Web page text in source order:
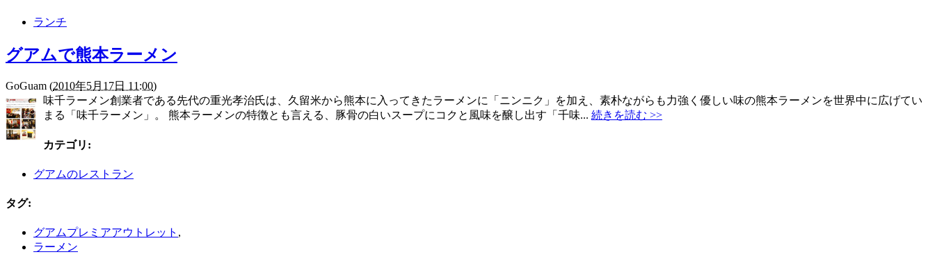
ランチ
グアムで熊本ラーメン
GoGuam (2010年5月17日 11:00)
味千ラーメン創業者である先代の重光孝治氏は、久留米から熊本に入ってきたラーメンに「ニンニク」を加え、素朴ながらも力強く優しい味の熊本ラーメンを世界中に広げてい
まる「味千ラーメン」。 熊本ラーメンの特徴とも言える、豚骨の白いスープにコクと風味を醸し出す「千味... 続きを読む >>
カテゴリ :
グアムのレストラン
タグ:
グアムプレミアアウトレット ,
ラーメン